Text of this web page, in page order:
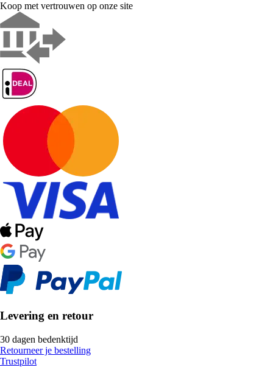
Koop met vertrouwen op onze site
Levering en retour
30 dagen bedenktijd
Retourneer je bestelling
Trustpilot